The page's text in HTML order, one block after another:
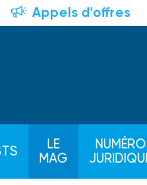
Appels d'offres
LE
MAG